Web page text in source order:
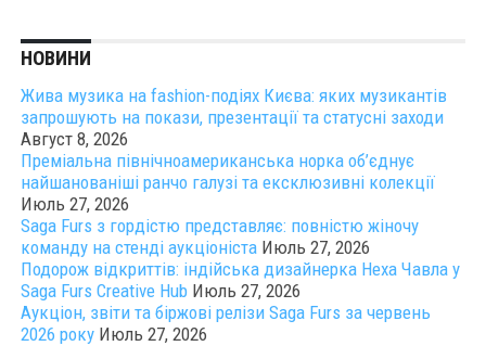
НОВИНИ
Жива музика на fashion-подіях Києва: яких музикантів
запрошують на покази, презентації та статусні заходи
Август 8, 2026
Преміальна північноамериканська норка об’єднує
найшанованіші ранчо галузі та ексклюзивні колекції
Июль 27, 2026
Saga Furs з гордістю представляє: повністю жіночу
команду на стенді аукціоніста Июль 27, 2026
Подорож відкриттів: індійська дизайнерка Неха Чавла у
Saga Furs Creative Hub Июль 27, 2026
Аукціон, звіти та біржові релізи Saga Furs за червень
2026 року Июль 27, 2026